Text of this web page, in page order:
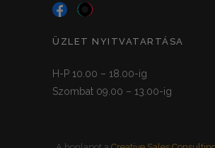
ÜZLET NYITVATARTÁSA
H-P 10.00 – 18.00-ig
Szombat 09.00 – 13.00-ig